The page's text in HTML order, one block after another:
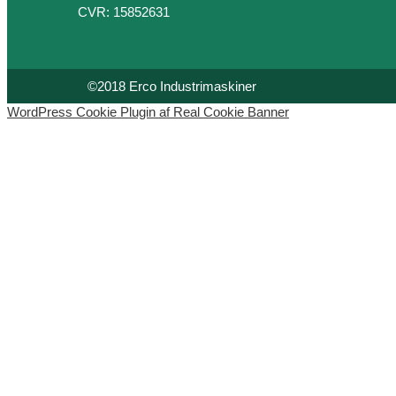
CVR: 15852631
©2018 Erco Industrimaskiner
WordPress Cookie Plugin af Real Cookie Banner